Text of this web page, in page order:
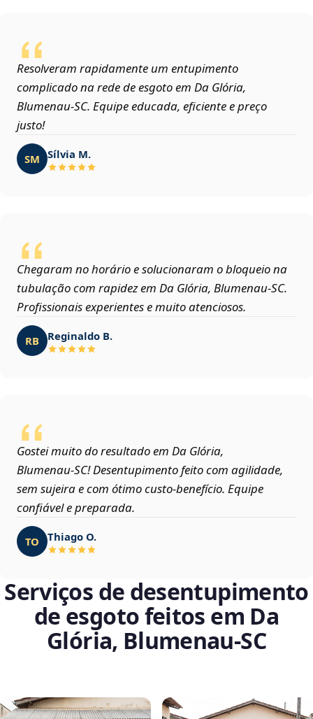
Resolveram rapidamente um entupimento
complicado na rede de esgoto em Da Glória,
Blumenau‑SC. Equipe educada, eficiente e preço
justo!
SM Sílvia M.
Chegaram no horário e solucionaram o bloqueio na
tubulação com rapidez em Da Glória, Blumenau‑SC.
Profissionais experientes e muito atenciosos.
RB Reginaldo B.
Gostei muito do resultado em Da Glória,
Blumenau‑SC! Desentupimento feito com agilidade,
sem sujeira e com ótimo custo-benefício. Equipe
confiável e preparada.
TO Thiago O.
Serviços de desentupimento
de esgoto feitos em Da
Glória, Blumenau‑SC